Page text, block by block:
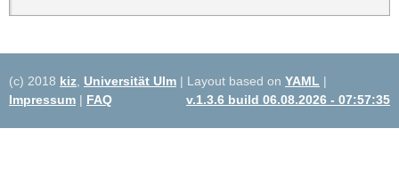
(c) 2018 kiz Universität Ulm | Layout based on YAML |
Impressum | FAQ v.1.3.6 build 06.08.2026 - 07:57:35